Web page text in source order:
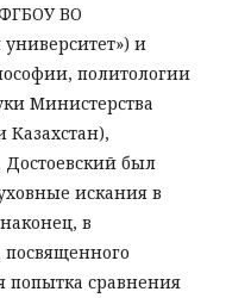
ВО
и
политологии
Министерства
Казахстан),
был
искания в
в
посвященного
попытка сравнения